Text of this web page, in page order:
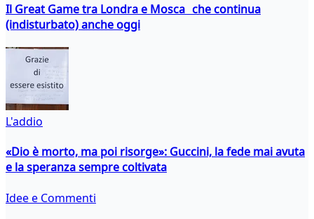
Il Great Game tra Londra e Mosca che continua
(indisturbato) anche oggi
L'addio
«Dio è morto, ma poi risorge»: Guccini, la fede mai avuta
e la speranza sempre coltivata
Idee e Commenti